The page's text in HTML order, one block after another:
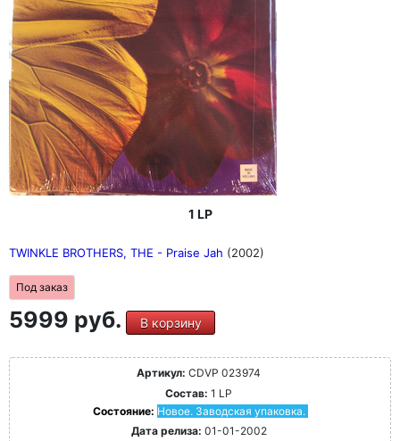
1 LP
TWINKLE BROTHERS, THE - Praise Jah (2002)
Под заказ
5999 руб. В корзину
Артикул: CDVP 023974
Состав: 1 LP
Состояние: Новое. Заводская упаковка.
Дата релиза: 01-01-2002